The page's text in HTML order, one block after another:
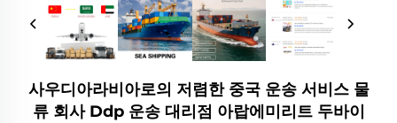
사우디아라비아로의 저렴한 중국 운송 서비스 물
류 회사 Ddp 운송 대리점 아랍에미리트 두바이